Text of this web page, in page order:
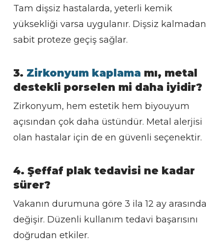
Tam dişsiz hastalarda, yeterli kemik
yüksekliği varsa uygulanır. Dişsiz kalmadan
sabit proteze geçiş sağlar.
3. Zirkonyum kaplama mı, metal
destekli porselen mi daha iyidir?
Zirkonyum, hem estetik hem biyouyum
açısından çok daha üstündür. Metal alerjisi
olan hastalar için de en güvenli seçenektir.
4. Şeffaf plak tedavisi ne kadar
sürer?
Vakanın durumuna göre 3 ila 12 ay arasında
değişir. Düzenli kullanım tedavi başarısını
doğrudan etkiler.